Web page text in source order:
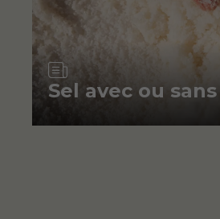
Article
Sel avec ou